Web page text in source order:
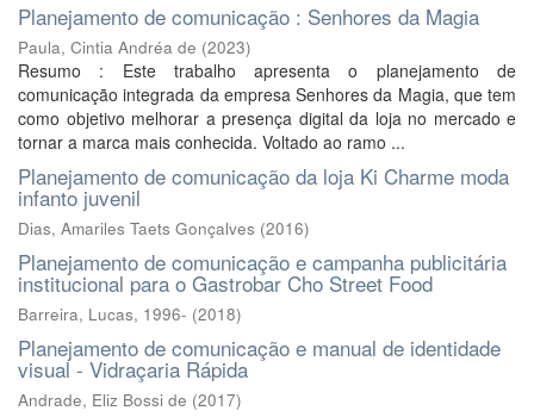
Planejamento de comunicação : Senhores da Magia
Paula, Cintia Andréa de (2023)
Resumo : Este trabalho apresenta o planejamento de
comunicação integrada da empresa Senhores da Magia, que tem
como objetivo melhorar a presença digital da loja no mercado e
tornar a marca mais conhecida. Voltado ao ramo ...
Planejamento de comunicação da loja Ki Charme moda
infanto juvenil
Dias, Amariles Taets Gonçalves (2016)
Planejamento de comunicação e campanha publicitária
institucional para o Gastrobar Cho Street Food
Barreira, Lucas, 1996- (2018)
Planejamento de comunicação e manual de identidade
visual - Vidraçaria Rápida
Andrade, Eliz Bossi de (2017)